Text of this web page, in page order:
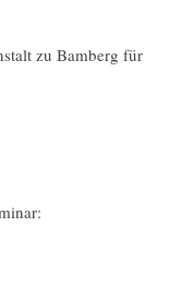
zu Bamberg für